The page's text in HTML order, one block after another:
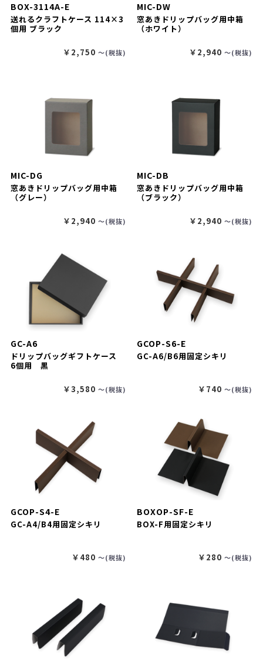
BOX-3114A-E
送れるクラフトケース 114×3
個用 ブラック
￥2,750 〜(税抜)
MIC-DW
窓あきドリップバッグ用中箱
（ホワイト）
￥2,940 〜(税抜)
MIC-DG
窓あきドリップバッグ用中箱
（グレー）
￥2,940 〜(税抜)
MIC-DB
窓あきドリップバッグ用中箱
（ブラック）
￥2,940 〜(税抜)
GC-A6
ドリップバッグギフトケース
6個用 黒
￥3,580 〜(税抜)
GCOP-S6-E
GC-A6/B6用固定シキリ
￥740 〜(税抜)
GCOP-S4-E
GC-A4/B4用固定シキリ
￥480 〜(税抜)
BOXOP-SF-E
BOX-F用固定シキリ
￥280 〜(税抜)